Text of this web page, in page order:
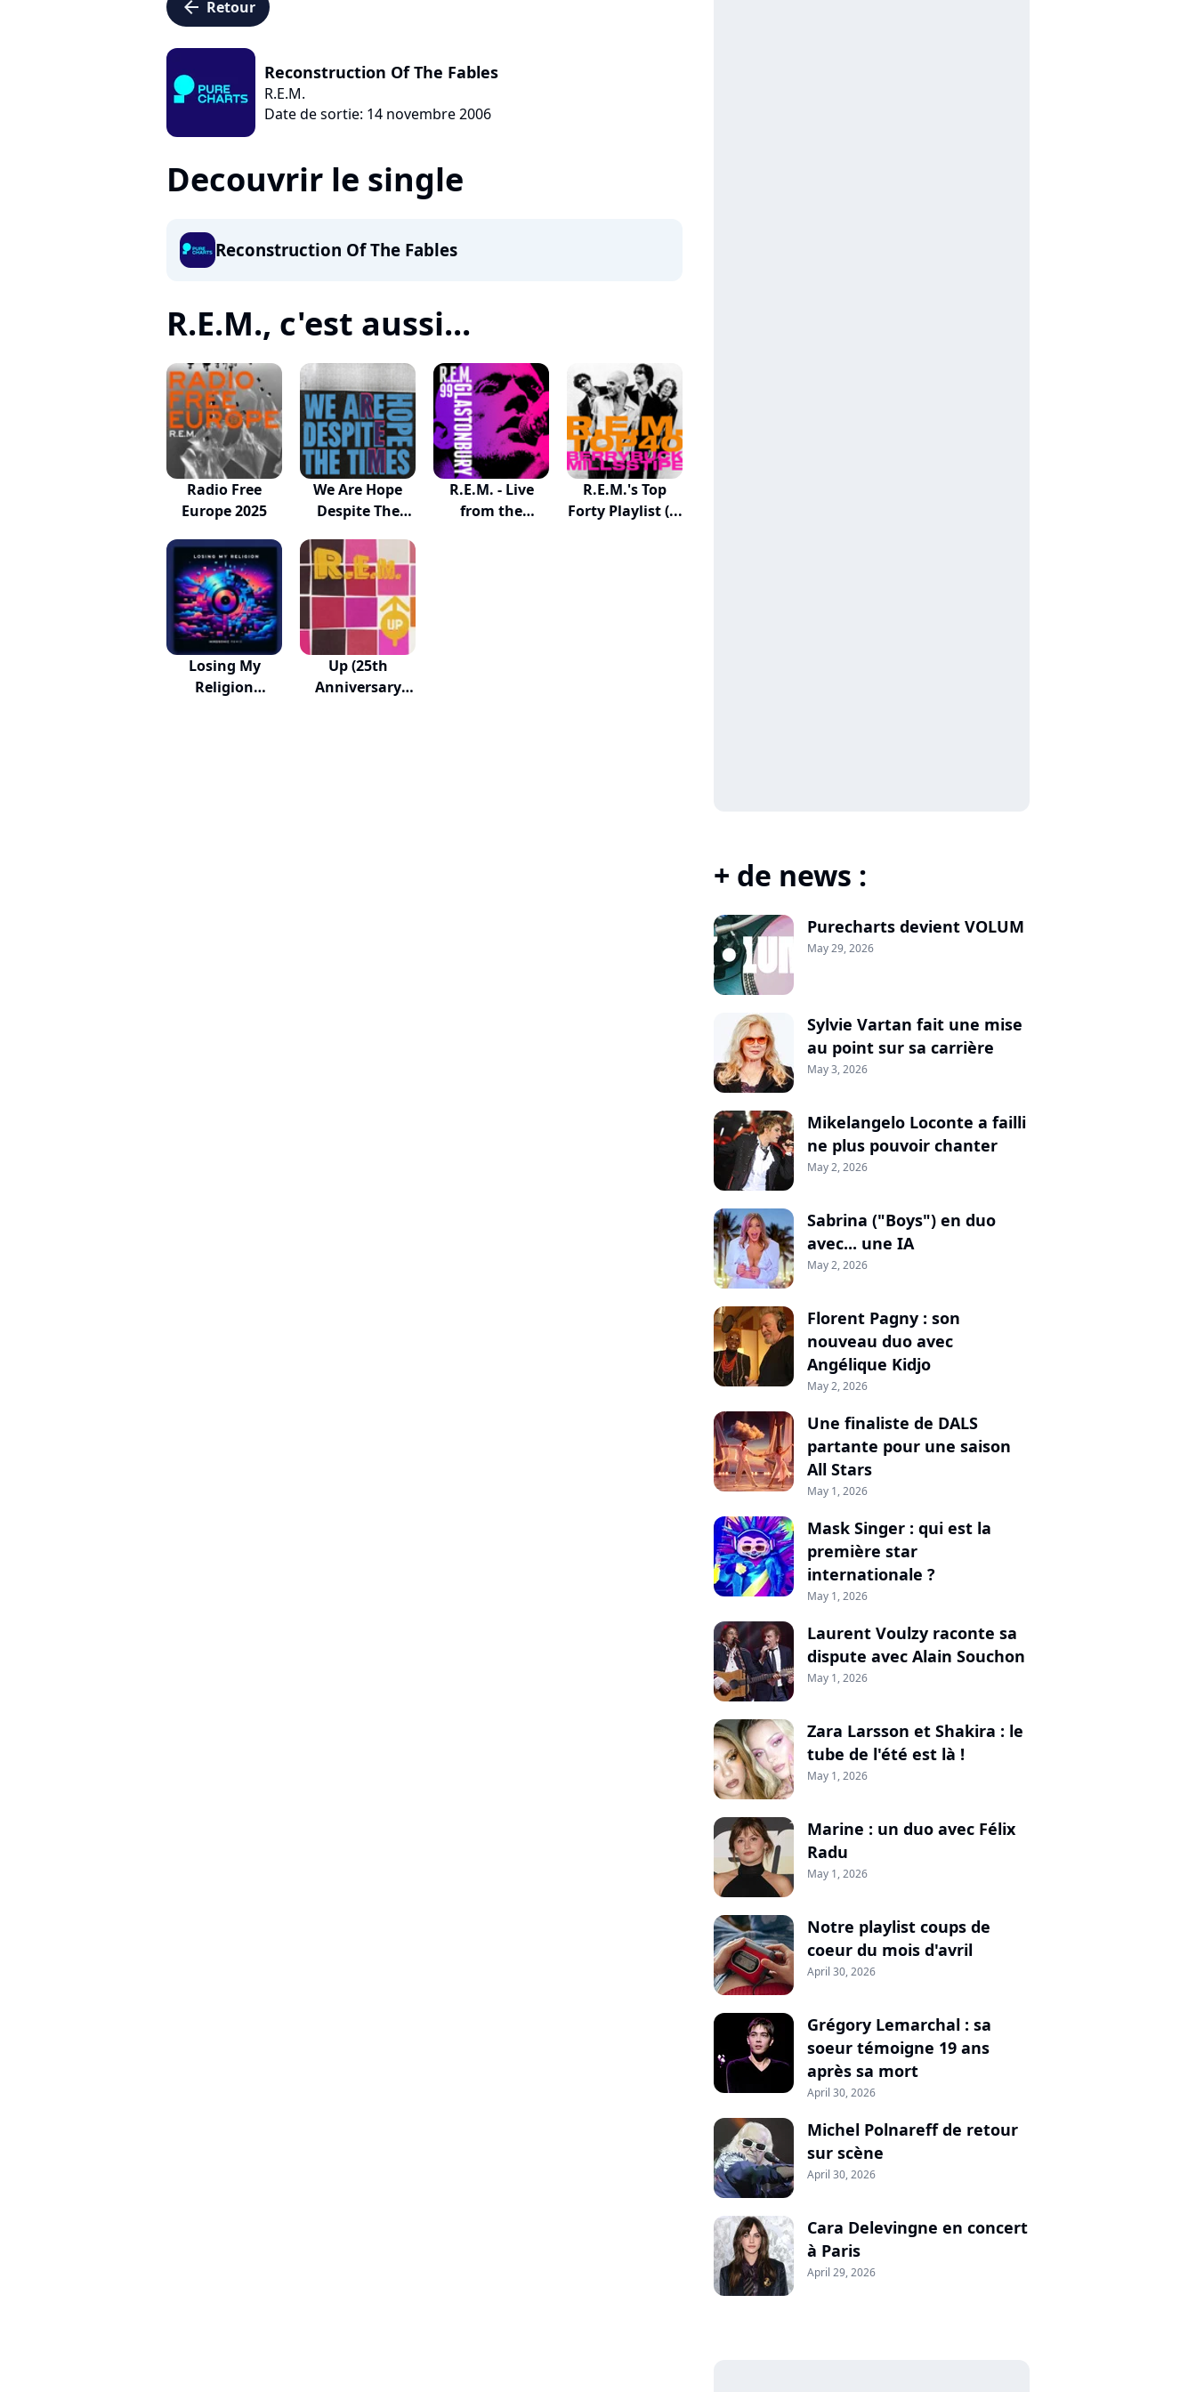
arrow_left Retour
Reconstruction Of The Fables
R.E.M.
Date de sortie: 14 novembre 2006
Decouvrir le single
Reconstruction Of The Fables
R.E.M., c'est aussi...
Radio Free
Europe 2025
We Are Hope
Despite The
R.E.M. - Live
from the
R.E.M.'s Top
Forty Playlist (...
Losing My
Religion
Up (25th
Anniversary
+ de news :
Purecharts devient VOLUM
May 29, 2026
Sylvie Vartan fait une mise
au point sur sa carrière
May 3, 2026
Mikelangelo Loconte a failli
ne plus pouvoir chanter
May 2, 2026
Sabrina ("Boys") en duo
avec... une IA
May 2, 2026
Florent Pagny : son
nouveau duo avec
Angélique Kidjo
May 2, 2026
Une finaliste de DALS
partante pour une saison
All Stars
May 1, 2026
Mask Singer : qui est la
première star
internationale ?
May 1, 2026
Laurent Voulzy raconte sa
dispute avec Alain Souchon
May 1, 2026
Zara Larsson et Shakira : le
tube de l'été est là !
May 1, 2026
Marine : un duo avec Félix
Radu
May 1, 2026
Notre playlist coups de
coeur du mois d'avril
April 30, 2026
Grégory Lemarchal : sa
soeur témoigne 19 ans
après sa mort
April 30, 2026
Michel Polnareff de retour
sur scène
April 30, 2026
Cara Delevingne en concert
à Paris
April 29, 2026